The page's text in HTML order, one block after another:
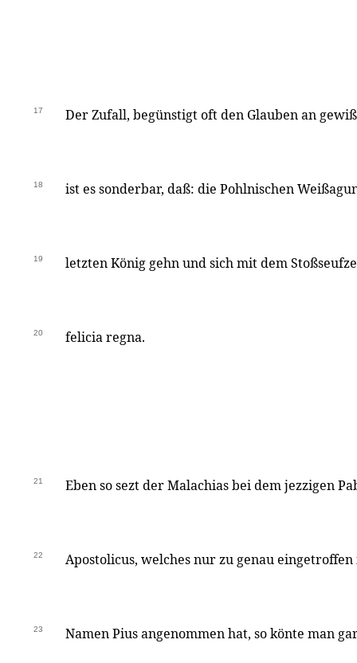
17 Der Zufall, begünstigt oft den Glauben an
18 ist es sonderbar, daß: die Pohlnischen
19 letzten König gehn und sich mit dem
20 felicia regna.
21 Eben so sezt der Malachias bei dem jezzigen
22 Apostolicus, welches nur zu genau
23 Namen Pius angenommen hat, so könte man